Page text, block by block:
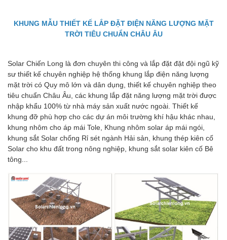
KHUNG MẪU THIẾT KẾ LẮP ĐẶT ĐIỆN NĂNG LƯỢNG MẶT
TRỜI TIÊU CHUẨN CHÂU ÂU
Solar Chiến Long là đơn chuyên thi công và lắp đặt đặt đội ngũ kỹ
sư thiết kế chuyên nghiệp hệ thống khung lắp điện năng lượng
mặt trời có Quy mô lớn và dân dụng, thiết kế chuyên nghiệp theo
tiêu chuẩn Châu Âu, các khung lắp đặt năng lượng mặt trời được
nhập khẩu 100% từ nhà máy sản xuất nước ngoài. Thiết kế
khung đỡ phù hợp cho các dự án môi trường khí hậu khác nhau,
khung nhôm cho áp mái Tole, Khung nhôm solar áp mái ngói,
khung sắt Solar chống Rỉ sét ngành Hải sản, khung thép kiên cố
Solar cho khu đất trong nông nghiệp, khung sắt solar kiên cố Bê
tông...